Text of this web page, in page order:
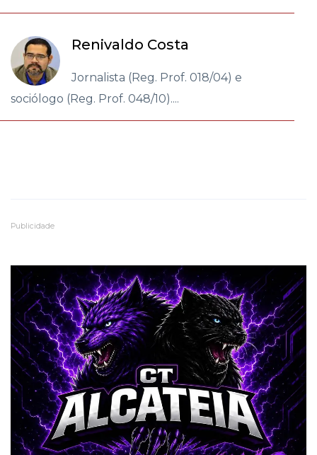
Renivaldo Costa
Jornalista (Reg. Prof. 018/04) e
sociólogo (Reg. Prof. 048/10)....
Publicidade